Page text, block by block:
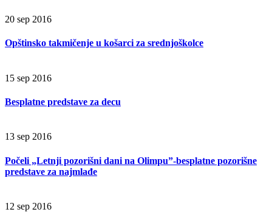
20 sep 2016
Opštinsko takmičenje u košarci za srednjoškolce
15 sep 2016
Besplatne predstave za decu
13 sep 2016
Počeli „Letnji pozorišni dani na Olimpu”-besplatne pozorišne
predstave za najmlađe
12 sep 2016